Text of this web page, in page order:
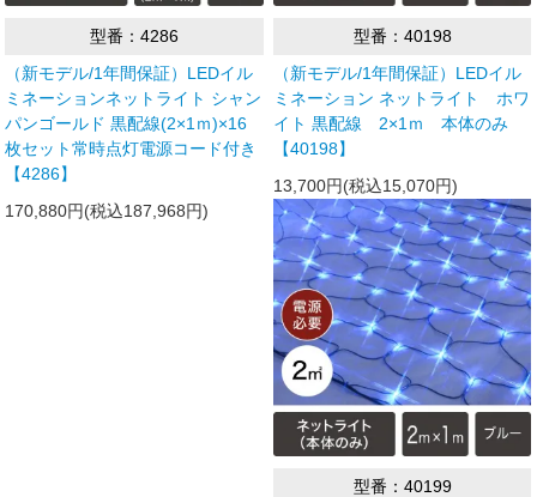
型番：4286
（新モデル/1年間保証）LEDイル
ミネーションネットライト シャン
パンゴールド 黒配線(2×1ｍ)×16
枚セット常時点灯電源コード付き
【4286】
170,880円(税込187,968円)
型番：40198
（新モデル/1年間保証）LEDイル
ミネーション ネットライト ホワ
イト 黒配線 2×1ｍ 本体のみ
【40198】
13,700円(税込15,070円)
型番：40199